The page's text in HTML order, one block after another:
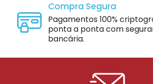
Compra Segura
Pagamentos 100%
ponta a ponta com
bancária.